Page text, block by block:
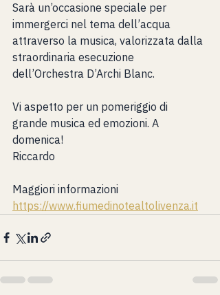
Sarà un’occasione speciale per
immergerci nel tema dell’acqua
attraverso la musica, valorizzata dalla
straordinaria esecuzione
dell’Orchestra D’Archi Blanc.
Vi aspetto per un pomeriggio di
grande musica ed emozioni. A
domenica!
Riccardo
Maggiori informazioni
https://www.fiumedinotealtolivenza.it